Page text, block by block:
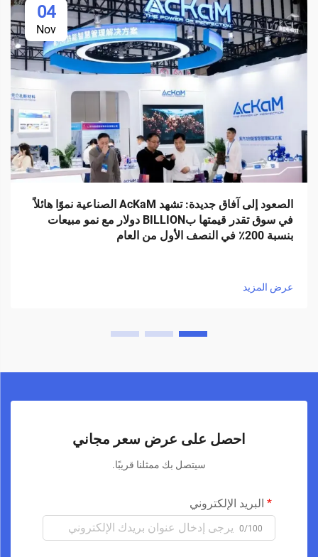
04
Nov
الصعود إلى آفاق جديدة: تشهد AcKaM الصناعية نموًا هائلاً
في سوق تقدر قيمتها بBILLION دولار مع نمو مبيعات
بنسبة 200٪ في النصف الأول من العام
عرض المزيد
احصل على عرض سعر مجاني
سيتصل بك ممثلنا قريبًا.
البريد الإلكتروني
0/100